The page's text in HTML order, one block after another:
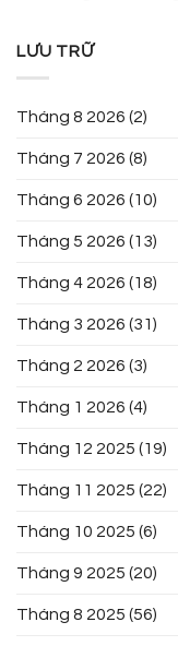
LƯU TRỮ
Tháng 8 2026 (2)
Tháng 7 2026 (8)
Tháng 6 2026 (10)
Tháng 5 2026 (13)
Tháng 4 2026 (18)
Tháng 3 2026 (31)
Tháng 2 2026 (3)
Tháng 1 2026 (4)
Tháng 12 2025 (19)
Tháng 11 2025 (22)
Tháng 10 2025 (6)
Tháng 9 2025 (20)
Tháng 8 2025 (56)